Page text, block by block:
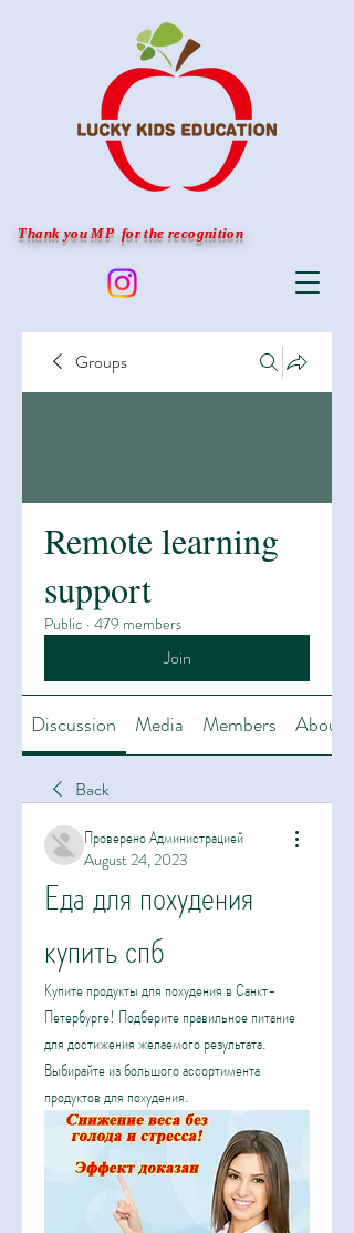
Thank you MP for the recognition
Groups
Remote learning
support
Public · 479 members
Join
Discussion Media Members About
Back
Проверено Администрацией
August 24, 2023
Еда для похудения
купить спб
Купите продукты для похудения в Санкт-
Петербурге! Подберите правильное питание
для достижения желаемого результата.
Выбирайте из большого ассортимента
продуктов для похудения.